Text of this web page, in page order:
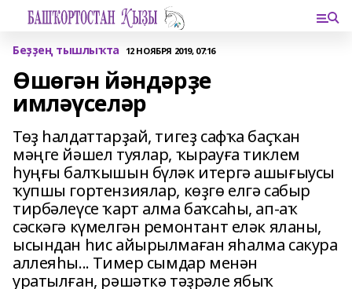
Беҙҙең тышлыҡта 12 НОЯБРЯ 2019, 07:16
Өшөгән йәндәрҙе
имләүселәр
Төҙ һалдаттарҙай, тигеҙ сафҡа баҫҡан
мәңге йәшел туялар, ҡырауға тиклем
һуңғы балҡышын бүләк итергә ашығыусы
ҡупшы гортензиялар, көҙгө елгә сабыр
тирбәлеүсе ҡарт алма баҡсаһы, ап-аҡ
сәскәгә күмелгән ремонтант еләк яланы,
ысындан һис айырылмаған яһалма сакура
аллеяһы... Тимер сымдар менән
уратылған, рәшәткә тәҙрәле ябыҡ